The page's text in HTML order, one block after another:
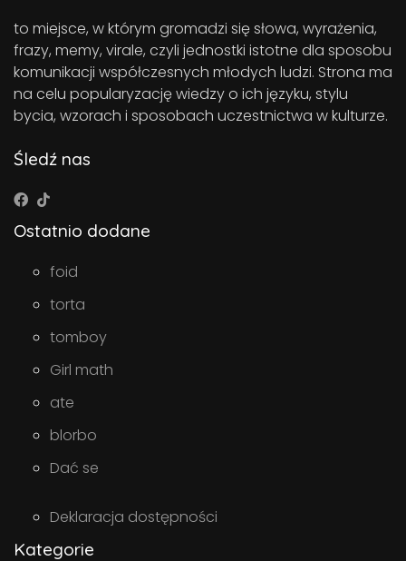
to miejsce, w którym gromadzi się słowa, wyrażenia,
frazy, memy, virale, czyli jednostki istotne dla sposobu
komunikacji współczesnych młodych ludzi. Strona ma
na celu popularyzację wiedzy o ich języku, stylu
bycia, wzorach i sposobach uczestnictwa w kulturze.
Śledź nas
Ostatnio dodane
foid
torta
tomboy
Girl math
ate
blorbo
Dać se
Deklaracja dostępności
Kategorie